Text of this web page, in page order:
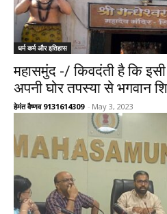
धर्म कर्म और इतिहास
महासमुंद -/ किवदंती है कि
अपनी घोर तपस्‍या से भगवान
हेमंत वैष्णव 9131614309 - May 3, 2023